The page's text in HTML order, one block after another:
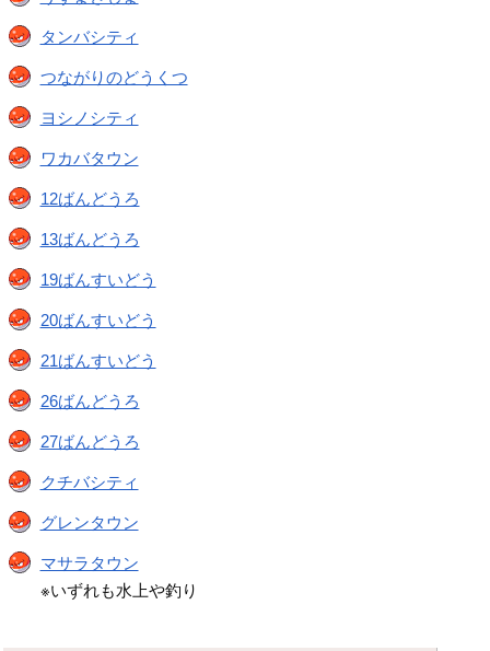
タンバシティ
つながりのどうくつ
ヨシノシティ
ワカバタウン
12ばんどうろ
13ばんどうろ
19ばんすいどう
20ばんすいどう
21ばんすいどう
26ばんどうろ
27ばんどうろ
クチバシティ
グレンタウン
マサラタウン
※いずれも水上や釣り